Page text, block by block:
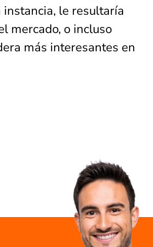
le resultaría
mercado, o incluso
más interesantes en